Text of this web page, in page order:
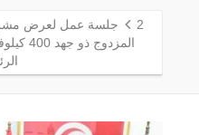
2
جلسة عمل لعرض
المزدوج ذو جهد 400 كيلوفولط قرنبالية 2 .